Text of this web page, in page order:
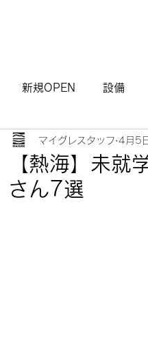
新規OPEN 設備
東京 お知らせ 観
デルコース熱海
【熱海】未就
さん7選
マイグレスタッフ 4月5